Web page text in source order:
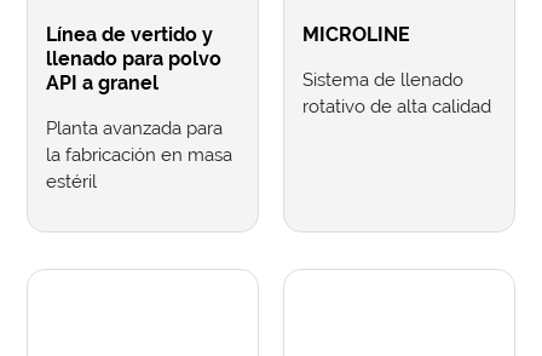
Línea de vertido y
llenado para polvo
API a granel
Planta avanzada para
la fabricación en masa
estéril
MICROLINE
Sistema de llenado
rotativo de alta calidad